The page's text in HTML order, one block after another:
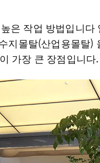
은 작업 방법입니
지몰탈(산업용몰탈
가장 큰 장점입니다.